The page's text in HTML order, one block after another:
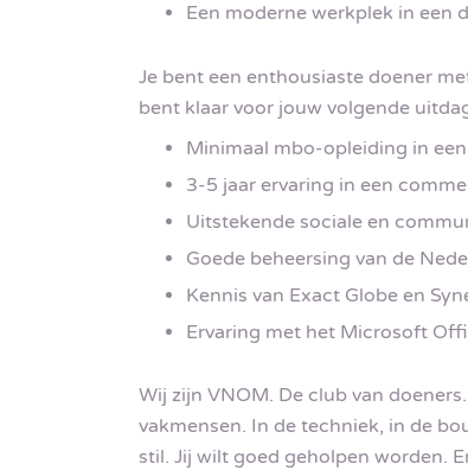
Een moderne werkplek in een
Je bent een enthousiaste doener
bent klaar voor jouw volgende
Minimaal mbo-opleiding in
3-5 jaar ervaring in een
Uitstekende sociale en
Goede beheersing van de
Kennis van Exact Globe en
Ervaring met het Microsoft
Wij zijn VNOM. De club van
vakmensen. In de techniek, in de
stil. Jij wilt goed geholpen worden.